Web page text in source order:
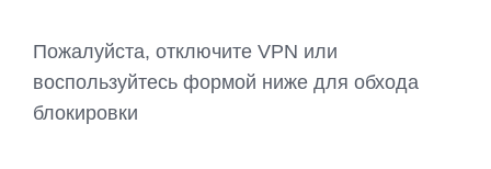
Пожалуйста, отключите VPN или
воспользуйтесь формой ниже для обхода
блокировки